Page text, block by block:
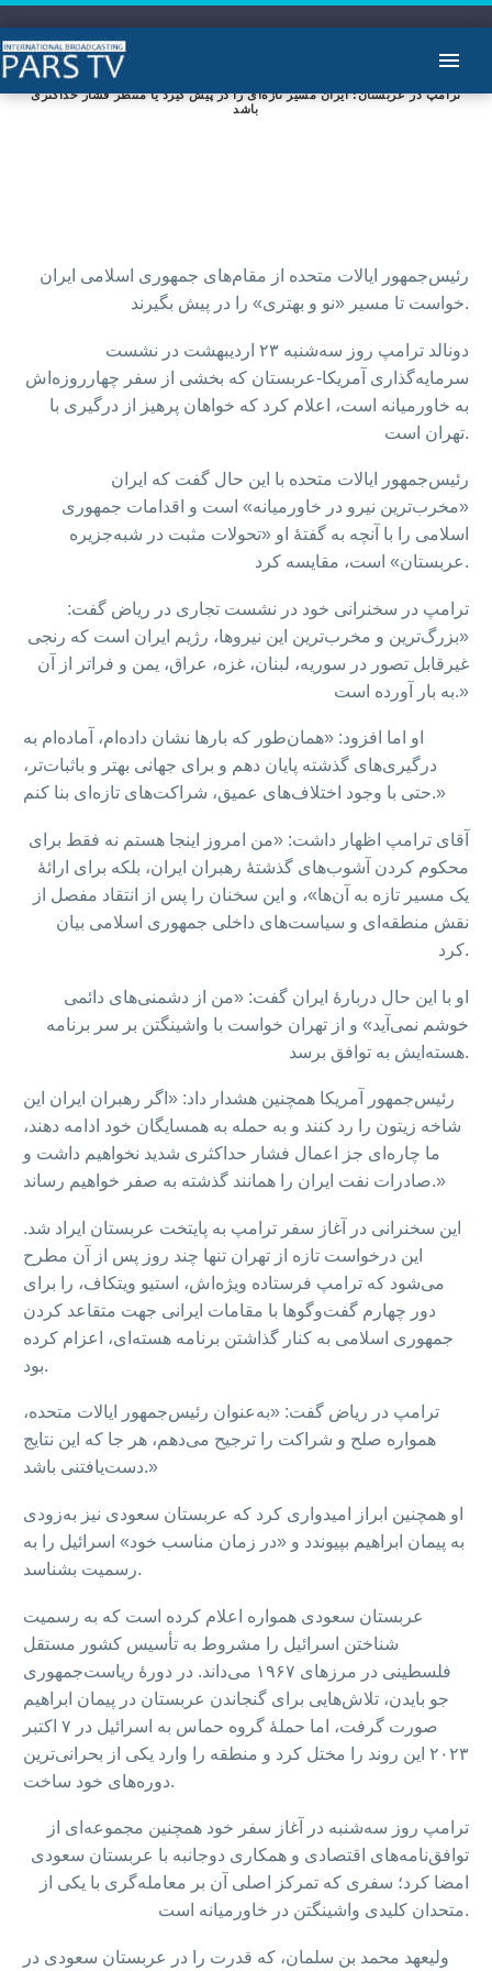
ترامپ در عربستان: ایران مسیر تازه‌ای را در پیش گیرد یا منتظر فشار حداکثری
باشد
رئیس‌جمهور ایالات متحده از مقام‌های جمهوری اسلامی ایران
خواست تا مسیر «نو و بهتری» را در پیش بگیرند.
دونالد ترامپ روز سه‌شنبه ۲۳ اردیبهشت در نشست
سرمایه‌گذاری آمریکا-عربستان که بخشی از سفر چهارروزه‌اش
به خاورمیانه است، اعلام کرد که خواهان پرهیز از درگیری با
تهران است.
رئیس‌جمهور ایالات متحده با این حال گفت که ایران
«مخرب‌ترین نیرو در خاورمیانه» است و اقدامات جمهوری
اسلامی را با آنچه به گفتهٔ او «تحولات مثبت در شبه‌جزیره
عربستان» است، مقایسه کرد.
ترامپ در سخنرانی خود در نشست تجاری در ریاض گفت:
«بزرگ‌ترین و مخرب‌ترین این نیروها، رژیم ایران است که رنجی
غیرقابل تصور در سوریه، لبنان، غزه، عراق، یمن و فراتر از آن
به بار آورده است.»
او اما افزود: «همان‌طور که بارها نشان داده‌ام، آماده‌ام به
درگیری‌های گذشته پایان دهم و برای جهانی بهتر و باثبات‌تر،
حتی با وجود اختلاف‌های عمیق، شراکت‌های تازه‌ای بنا کنم.»
آقای ترامپ اظهار داشت: «من امروز اینجا هستم نه فقط برای
محکوم کردن آشوب‌های گذشتهٔ رهبران ایران، بلکه برای ارائهٔ
یک مسیر تازه به آن‌ها»، و این سخنان را پس از انتقاد مفصل از
نقش منطقه‌ای و سیاست‌های داخلی جمهوری اسلامی بیان
کرد.
او با این حال دربارهٔ ایران گفت: «من از دشمنی‌های دائمی
خوشم نمی‌آید» و از تهران خواست با واشینگتن بر سر برنامه
هسته‌ایش به توافق برسد.
رئیس‌جمهور آمریکا همچنین هشدار داد: «اگر رهبران ایران این
شاخه زیتون را رد کنند و به حمله به همسایگان خود ادامه دهند،
ما چاره‌ای جز اعمال فشار حداکثری شدید نخواهیم داشت و
صادرات نفت ایران را همانند گذشته به صفر خواهیم رساند.»
این سخنرانی در آغاز سفر ترامپ به پایتخت عربستان ایراد شد.
این درخواست تازه از تهران تنها چند روز پس از آن مطرح
می‌شود که ترامپ فرستاده ویژه‌اش، استیو ویتکاف، را برای
دور چهارم گفت‌وگوها با مقامات ایرانی جهت متقاعد کردن
جمهوری اسلامی به کنار گذاشتن برنامه هسته‌ای، اعزام کرده
بود.
ترامپ در ریاض گفت: «به‌عنوان رئیس‌جمهور ایالات متحده،
همواره صلح و شراکت را ترجیح می‌دهم، هر جا که این نتایج
دست‌یافتنی باشد.»
او همچنین ابراز امیدواری کرد که عربستان سعودی نیز به‌زودی
به پیمان ابراهیم بپیوندد و «در زمان مناسب خود» اسرائیل را به
رسمیت بشناسد.
عربستان سعودی همواره اعلام کرده است که به رسمیت
شناختن اسرائیل را مشروط به تأسیس کشور مستقل
فلسطینی در مرزهای ۱۹۶۷ می‌داند. در دورهٔ ریاست‌جمهوری
جو بایدن، تلاش‌هایی برای گنجاندن عربستان در پیمان ابراهیم
صورت گرفت، اما حملهٔ گروه حماس به اسرائیل در ۷ اکتبر
۲۰۲۳ این روند را مختل کرد و منطقه را وارد یکی از بحرانی‌ترین
دوره‌های خود ساخت.
ترامپ روز سه‌شنبه در آغاز سفر خود همچنین مجموعه‌ای از
توافق‌نامه‌های اقتصادی و همکاری دوجانبه با عربستان سعودی
امضا کرد؛ سفری که تمرکز اصلی آن بر معامله‌گری با یکی از
متحدان کلیدی واشینگتن در خاورمیانه است.
ولیعهد محمد بن سلمان، که قدرت را در عربستان سعودی در